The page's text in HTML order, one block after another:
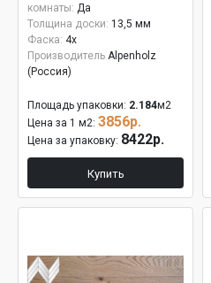
комнаты: Да
Толщина доски: 13,5 мм
Фаска: 4x
Производитель Alpenholz
(Россия)
Площадь упаковки: 2.184м2
Цена за 1 м2: 3856р.
Цена за упаковку: 8422р.
Купить